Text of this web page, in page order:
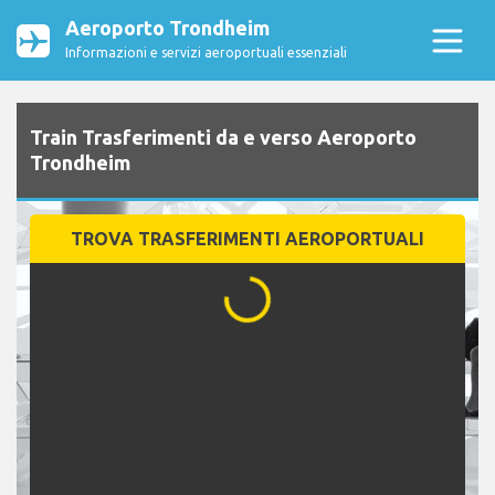
Aeroporto Trondheim
Informazioni e servizi aeroportuali essenziali
Train Trasferimenti da e verso Aeroporto
Trondheim
TROVA TRASFERIMENTI AEROPORTUALI
...